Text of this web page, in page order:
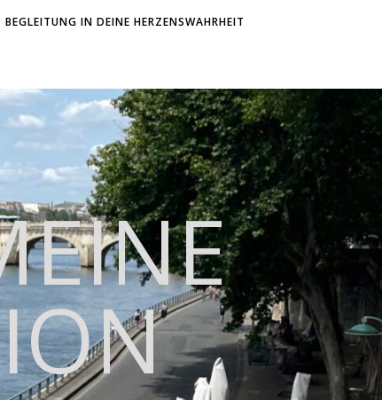
BEGLEITUNG IN DEINE HERZENSWAHRHEIT